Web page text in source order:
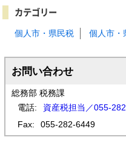
カテゴリー
個人市・県民税 個人市・
お問い合わせ
総務部 税務課
電話:
資産税担当／055-
Fax:
055-282-6449